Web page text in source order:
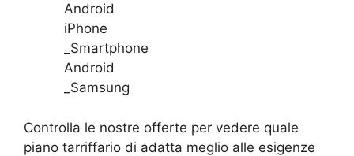
Android
iPhone
_Smartphone
Android
_Samsung
Controlla le nostre offerte per vedere quale
piano tarriffario di adatta meglio alle esigenze